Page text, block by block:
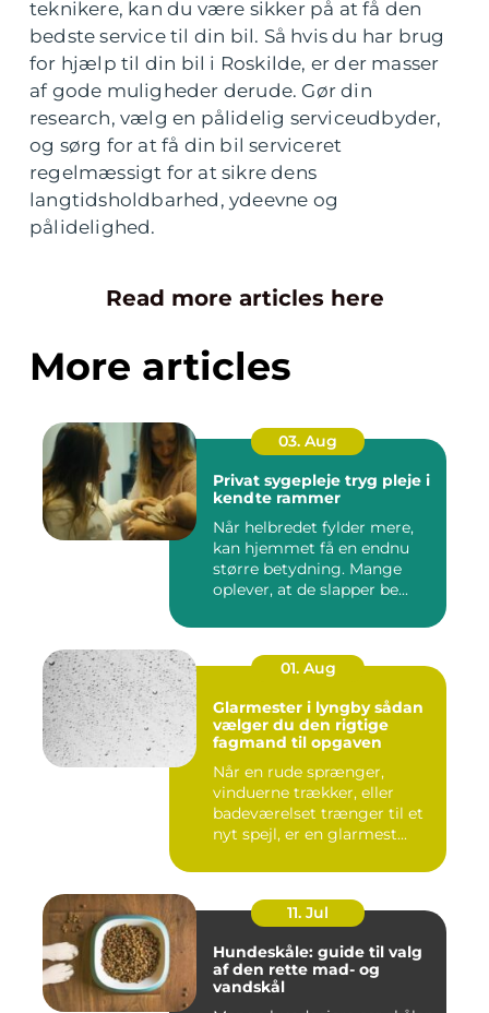
teknikere, kan du være sikker på at få den
bedste service til din bil. Så hvis du har brug
for hjælp til din bil i Roskilde, er der masser
af gode muligheder derude. Gør din
research, vælg en pålidelig serviceudbyder,
og sørg for at få din bil serviceret
regelmæssigt for at sikre dens
langtidsholdbarhed, ydeevne og
pålidelighed.
Read more articles here
More articles
03. Aug
Privat sygepleje tryg pleje i
kendte rammer
Når helbredet fylder mere,
kan hjemmet få en endnu
større betydning. Mange
oplever, at de slapper be...
01. Aug
Glarmester i lyngby sådan
vælger du den rigtige
fagmand til opgaven
Når en rude sprænger,
vinduerne trækker, eller
badeværelset trænger til et
nyt spejl, er en glarmest...
11. Jul
Hundeskåle: guide til valg
af den rette mad- og
vandskål